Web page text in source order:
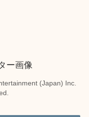
(Japan) Inc.